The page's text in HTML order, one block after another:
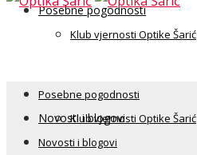
Posebne pogodnosti
Klub vjernosti Optike Šarić
Novosti i blogovi
Posebne pogodnosti
Klub vjernosti Optike Šarić
Novosti i blogovi